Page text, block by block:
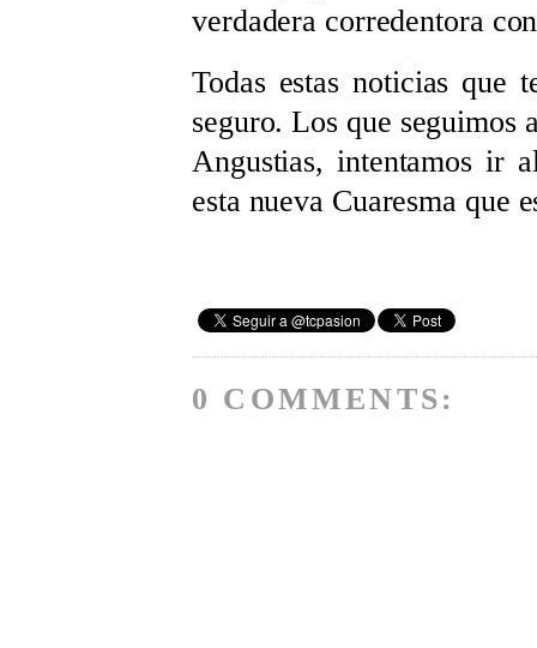
verdadera corredentora
Todas estas noticias que
seguro. Los que seguimos
Angustias, intentamos ir
esta nueva Cuaresma que
0 COMMENTS: